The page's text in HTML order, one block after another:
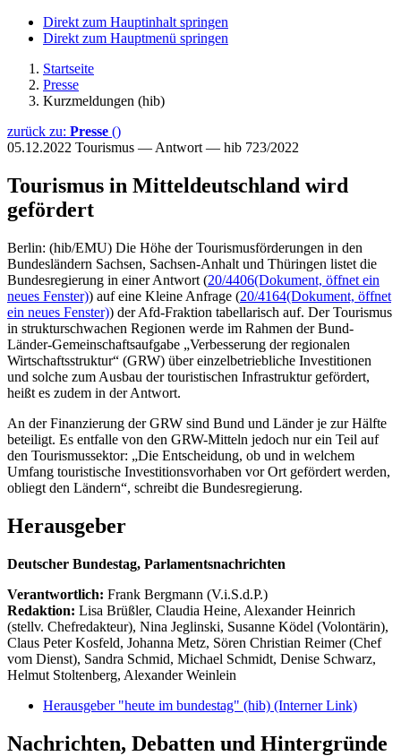
Direkt zum Hauptinhalt springen
Direkt zum Hauptmenü springen
Startseite
Presse
Kurzmeldungen (hib)
zurück zu: Presse ()
05.12.2022 Tourismus — Antwort — hib 723/2022
Tourismus in Mitteldeutschland wird
gefördert
Berlin: (hib/EMU) Die Höhe der Tourismusförderungen in den
Bundesländern Sachsen, Sachsen-Anhalt und Thüringen listet die
Bundesregierung in einer Antwort (20/4406(Dokument, öffnet ein
neues Fenster)) auf eine Kleine Anfrage (20/4164(Dokument, öffnet
ein neues Fenster)) der Afd-Fraktion tabellarisch auf. Der Tourismus
in strukturschwachen Regionen werde im Rahmen der Bund-
Länder-Gemeinschaftsaufgabe „Verbesserung der regionalen
Wirtschaftsstruktur“ (GRW) über einzelbetriebliche Investitionen
und solche zum Ausbau der touristischen Infrastruktur gefördert,
heißt es zudem in der Antwort.
An der Finanzierung der GRW sind Bund und Länder je zur Hälfte
beteiligt. Es entfalle von den GRW-Mitteln jedoch nur ein Teil auf
den Tourismussektor: „Die Entscheidung, ob und in welchem
Umfang touristische Investitionsvorhaben vor Ort gefördert werden,
obliegt den Ländern“, schreibt die Bundesregierung.
Herausgeber
Deutscher Bundestag, Parlamentsnachrichten
Verantwortlich: Frank Bergmann (V.i.S.d.P.)
Redaktion: Lisa Brüßler, Claudia Heine, Alexander Heinrich
(stellv. Chefredakteur), Nina Jeglinski, Susanne Ködel (Volontärin),
Claus Peter Kosfeld, Johanna Metz, Sören Christian Reimer (Chef
vom Dienst), Sandra Schmid, Michael Schmidt, Denise Schwarz,
Helmut Stoltenberg, Alexander Weinlein
Herausgeber "heute im bundestag" (hib) (Interner Link)
Nachrichten, Debatten und Hintergründe